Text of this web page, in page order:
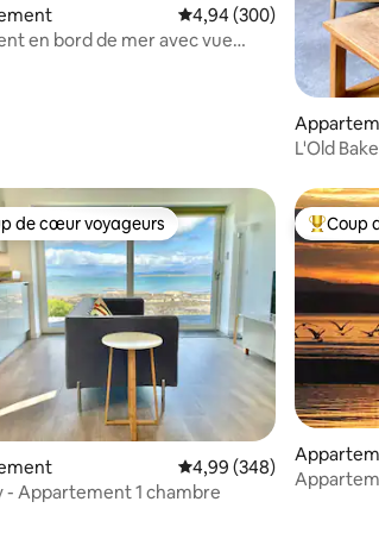
Évaluation moyenne
4,94 (300)
en bord de mer avec vue
L'Old
de cœur voyageurs les plus appréciés
de cœur voyageurs
Évaluation moyenne
4,99 (348)
- Appartement 1 chambre
Coups
Coup